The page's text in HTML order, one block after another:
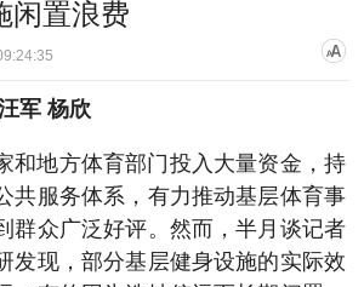
闲置浪费
军 杨欣
和地方体育部门投入大量资金，持
共服务体系，有力推动基层体育事
群众广泛好评。然而，半月谈记者
发现，部分基层健身设施的实际效